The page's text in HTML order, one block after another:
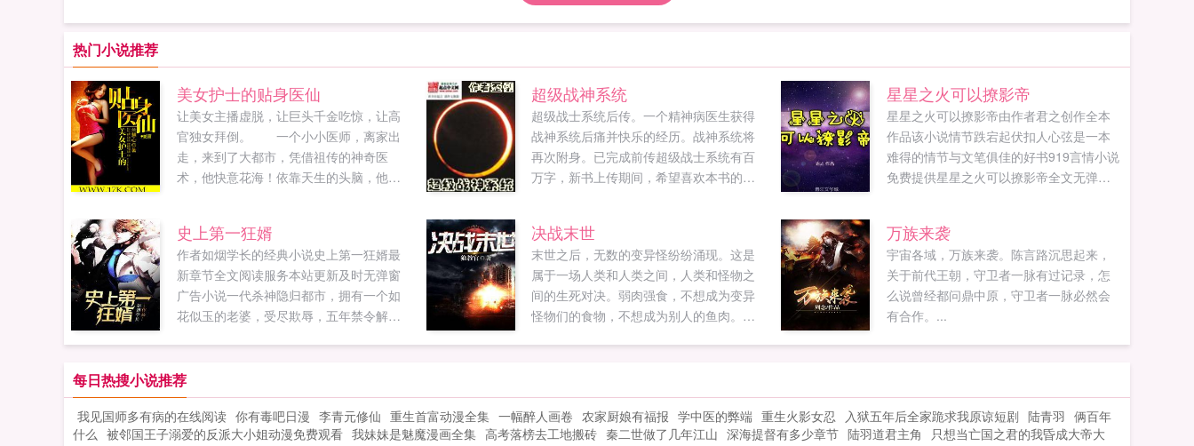
热门小说推荐
美女护士的贴身医仙
让美女主播虚脱，让巨头千金吃惊，让高
官独女拜倒。 一个小小医师，离家出
走，来到了大都市，凭借祖传的神奇医
术，他快意花海！依靠天生的头脑，他纵
市梦想，他开始了一段香艳神奇的旖旎修
仙之旅！ 书友群162804505
求鲜花，各种求，希望大家多多支持慧
心。...
超级战神系统
超级战士系统后传。一个精神病医生获得
战神系统后痛并快乐的经历。战神系统将
再次附身。已完成前传超级战士系统有百
万字，新书上传期间，希望喜欢本书的多
之机甲狂想曲。...
星星之火可以撩影帝
星星之火可以撩影帝由作者君之创作全本
作品该小说情节跌宕起伏扣人心弦是一本
难得的情节与文笔俱佳的好书919言情小说
免费提供星星之火可以撩影帝全文无弹窗
史上第一狂婿
作者如烟学长的经典小说史上第一狂婿最
新章节全文阅读服务本站更新及时无弹窗
广告小说一代杀神隐归都市，拥有一个如
花似玉的老婆，受尽欺辱，五年禁令解
决战末世
末世之后，无数的变异怪纷纷涌现。这是
属于一场人类和人类之间，人类和怪物之
间的生死对决。弱肉强食，不想成为变异
怪物们的食物，不想成为别人的鱼肉。那
万族来袭
宇宙各域，万族来袭。陈言路沉思起来，
关于前代王朝，守卫者一脉有过记录，怎
么说曾经都问鼎中原，守卫者一脉必然会
有合作。...
每日热搜小说推荐
我见国师多有病的在线阅读 你有毒吧日漫 李青元修仙 重生首富动漫全集 一幅醉人画卷 农家厨娘有福报 学中医的弊端 重生火影女忍 入狱五年后全家跪求我原谅短剧 陆青羽 俩百年
什么 被邻国王子溺爱的反派大小姐动漫免费观看 我妹妹是魅魔漫画全集 高考落榜去工地搬砖 秦二世做了几年江山 深海提督有多少章节 陆羽道君主角
只想当亡国之君的我昏成大帝大